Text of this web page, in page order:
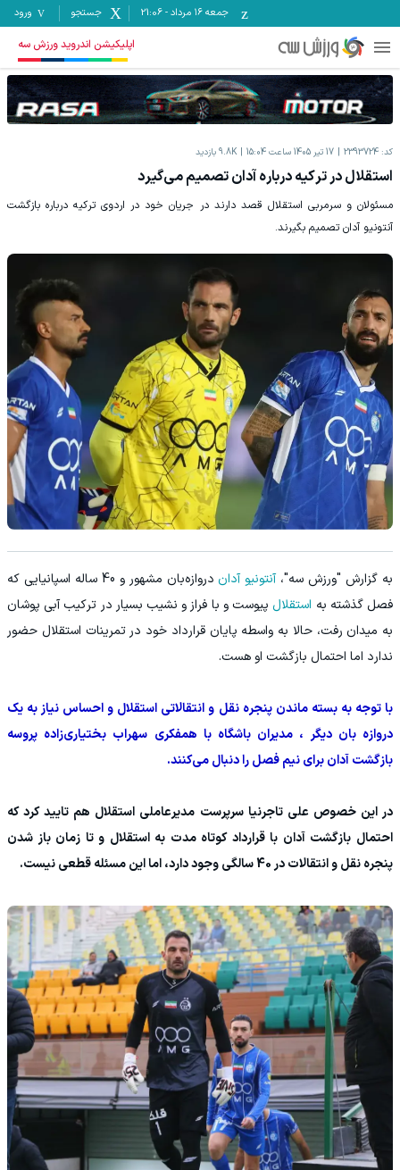
جمعه ۱۶ مرداد -
21:06 جستجو ورود
اپلیکیشن اندروید ورزش سه
کد: 2393724 17 تیر 1405 ساعت 15:04 9.8K بازدید
استقلال در ترکیه درباره آدان تصمیم می‌گیرد
مسئولان و سرمربی استقلال قصد دارند در جریان خود در اردوی ترکیه درباره بازگشت
آنتونیو آدان تصمیم بگیرند.
به گزارش "ورزش سه"،آنتونیو آدان
دروازه‌بان مشهور و 40 ساله اسپانیایی که
فصل گذشته به استقلال پیوست و با فراز و نشیب بسیار در ترکیب آبی پوشان
به میدان رفت، حالا به واسطه پایان قرارداد خود در تمرینات استقلال حضور
ندارد اما احتمال بازگشت او هست.
با توجه به بسته ماندن پنجره نقل و انتقالاتی استقلال و احساس نیاز به یک
دروازه بان دیگر ، مدیران باشگاه با همفکری سهراب بختیاری‌زاده پروسه
بازگشت آدان برای نیم فصل را دنبال می‌کنند.
در این خصوص علی تاجرنیا سرپرست مدیرعاملی استقلال هم تایید کرد که
احتمال بازگشت آدان با قرارداد کوتاه مدت به استقلال و تا زمان باز شدن
پنجره نقل و انتقالات در 40 سالگی وجود دارد، اما این مسئله قطعی نیست.